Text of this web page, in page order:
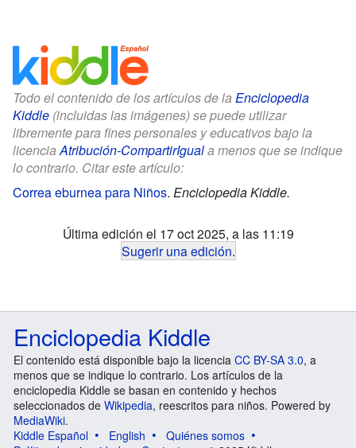
Todo el contenido de los artículos de la Enciclopedia
Kiddle (incluidas las imágenes) se puede utilizar
libremente para fines personales y educativos bajo la
licenciaAtribución-CompartirIguala menos que se indique
lo contrario. Citar este artículo:
Correa eburnea para Niños. Enciclopedia Kiddle.
Última edición el 17 oct 2025, a las 11:19
Sugerir una edición.
Enciclopedia Kiddle
El contenido está disponible bajo la licencia CC BY-SA 3.0, a
menos que se indique lo contrario. Los artículos de la
enciclopedia Kiddle se basan en contenido y hechos
seleccionados de Wikipedia, reescritos para niños. Powered by
MediaWiki.
Kiddle Español
English
Quiénes somos